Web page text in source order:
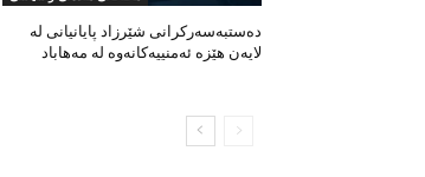
دەستبەسەرکرانی شێرزاد پایانیانی لە
لایەن هێزە ئەمنییەکانەوە لە مەهاباد